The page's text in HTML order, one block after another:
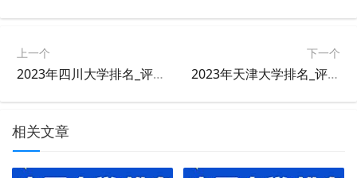
上一个
2023年四川大学排名_评级
下一个
2023年天津大学排名_评级
相关文章